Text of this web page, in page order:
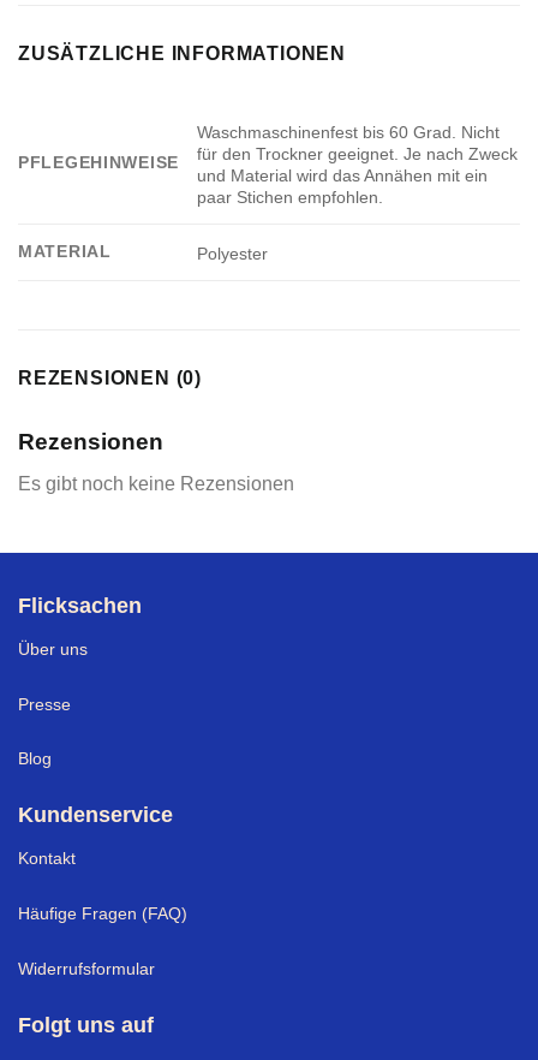
ZUSÄTZLICHE INFORMATIONEN
PFLEGEHINWEISE
Waschmaschinenfest bis 60 Grad. Nicht
für den Trockner geeignet. Je nach Zweck
und Material wird das Annähen mit ein
paar Stichen empfohlen.
MATERIAL Polyester
REZENSIONEN (0)
Rezensionen
Es gibt noch keine Rezensionen
Flicksachen
Über uns
Presse
Blog
Kundenservice
Kontakt
Häufige Fragen (FAQ)
Widerrufsformular
Folgt uns auf